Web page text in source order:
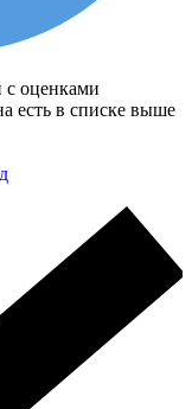
с оценками
есть в списке выше